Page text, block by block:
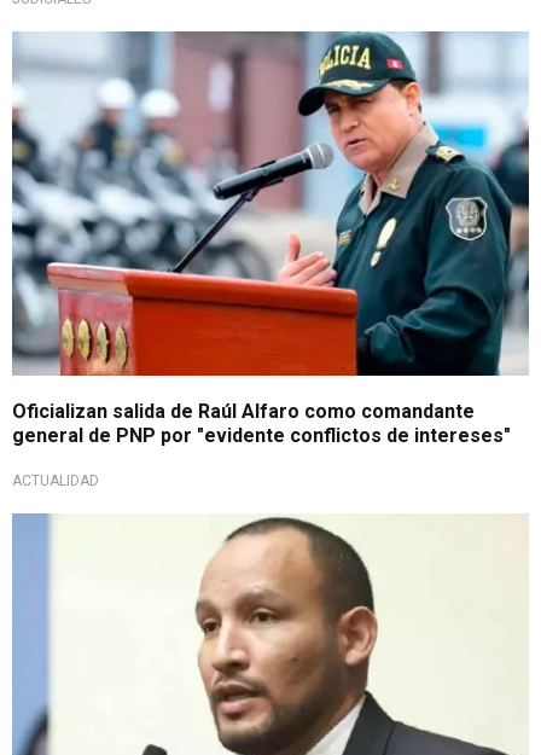
Oficializan salida de Raúl Alfaro como comandante
general de PNP por "evidente conflictos de intereses"
ACTUALIDAD